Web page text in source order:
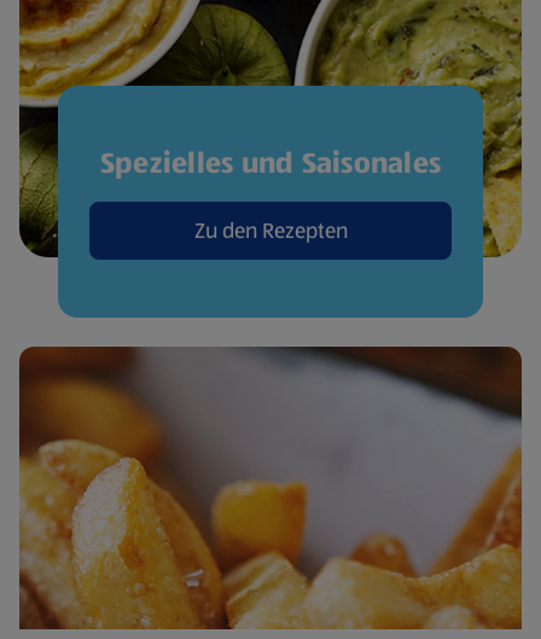
Spezielles und Saisonales
Zu den Rezepten